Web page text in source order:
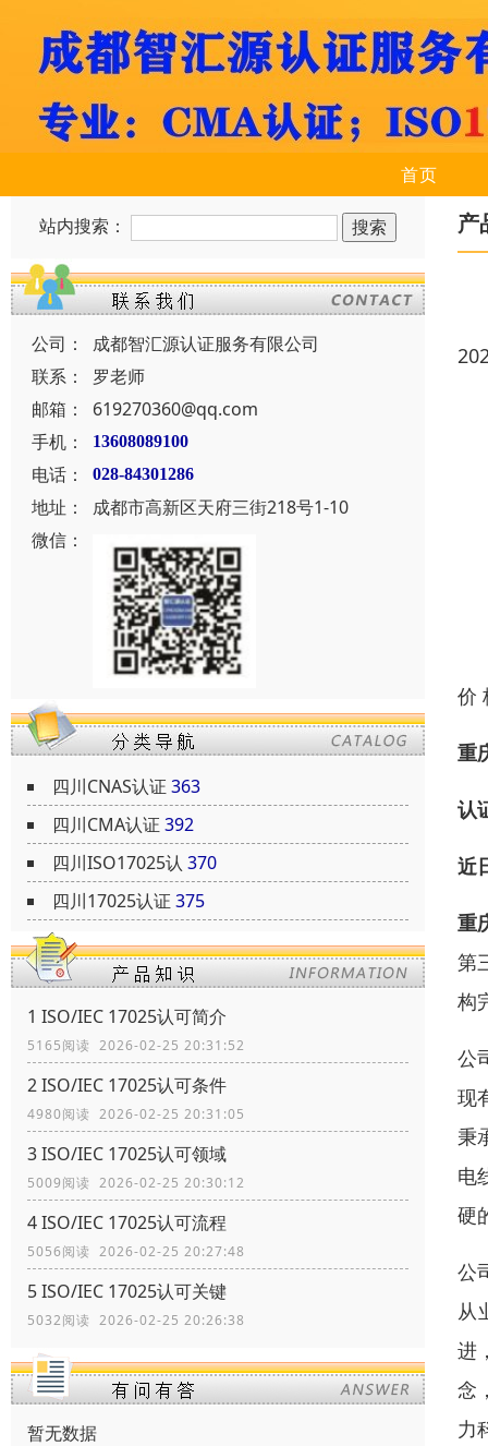
首页
站内搜索：
公司：
成都智汇源认证服务有限公司
联系：
罗老师
邮箱：
619270360@qq.com
手机：
13608089100
电话： 028-84301286
地址：
成都市高新区天府三街218号1-10
微信：
四川CNAS认证 363
四川CMA认证 392
四川ISO17025认 370
四川17025认证 375
1 ISO/IEC 17025认可简介
5165阅读 2026-02-25 20:31:52
2 ISO/IEC 17025认可条件
4980阅读 2026-02-25 20:31:05
3 ISO/IEC 17025认可领域
5009阅读 2026-02-25 20:30:12
4 ISO/IEC 17025认可流程
5056阅读 2026-02-25 20:27:48
5 ISO/IEC 17025认可关键
5032阅读 2026-02-25 20:26:38
暂无数据
产
价
重
认
近
重
第
构
公
现
秉
电
硬
公
从
进
念
力